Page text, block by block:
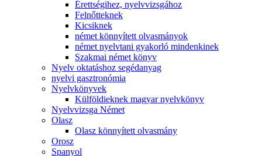
Érettségihez, nyelvvizsgához
Felnőtteknek
Kicsiknek
német könnyített olvasmányok
német nyelvtani gyakorló mindenkinek
Szakmai német könyv
Nyelv oktatáshoz segédanyag
nyelvi gasztronómia
Nyelvkönyvek
Külföldieknek magyar nyelvkönyv
Nyelvvizsga Német
Olasz
Olasz könnyített olvasmány
Orosz
Spanyol